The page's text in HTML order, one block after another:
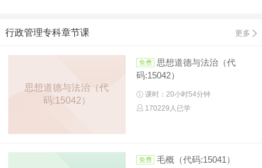
行政管理专科章节课 更多
思想道德与法治（代
码:15042）
思想道德与法治（代
码:15042）
课时：20小时54分钟
170229人已学
毛概（代码:15041）